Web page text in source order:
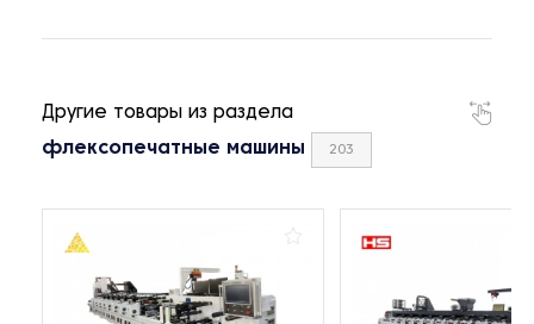
Другие товары из раздела
флексопечатные машины 203